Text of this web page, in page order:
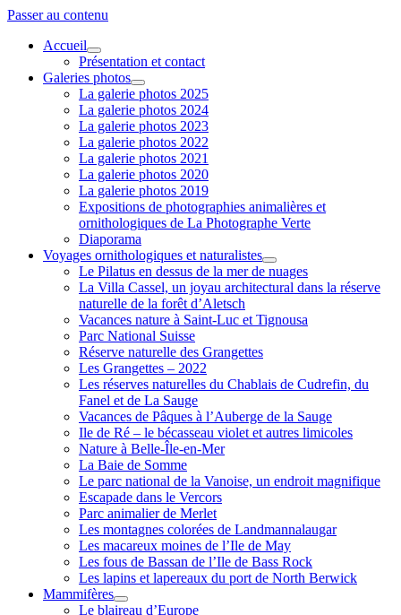
Passer au contenu
Accueil
ouvrir
menu
Présentation et contact
Galeries photos
ouvrir
menu
La galerie photos 2025
La galerie photos 2024
La galerie photos 2023
La galerie photos 2022
La galerie photos 2021
La galerie photos 2020
La galerie photos 2019
Expositions de photographies animalières et
ornithologiques de La Photographe Verte
Diaporama
Voyages ornithologiques et naturalistes
ouvrir
menu
Le Pilatus en dessus de la mer de nuages
La Villa Cassel, un joyau architectural dans la réserve
naturelle de la forêt d’Aletsch
Vacances nature à Saint-Luc et Tignousa
Parc National Suisse
Réserve naturelle des Grangettes
Les Grangettes – 2022
Les réserves naturelles du Chablais de Cudrefin, du
Fanel et de La Sauge
Vacances de Pâques à l’Auberge de la Sauge
Ile de Ré – le bécasseau violet et autres limicoles
Nature à Belle-Île-en-Mer
La Baie de Somme
Le parc national de la Vanoise, un endroit magnifique
Escapade dans le Vercors
Parc animalier de Merlet
Les montagnes colorées de Landmannalaugar
Les macareux moines de l’Ile de May
Les fous de Bassan de l’Ile de Bass Rock
Les lapins et lapereaux du port de North Berwick
Mammifères
ouvrir
Le blaireau d’Europe